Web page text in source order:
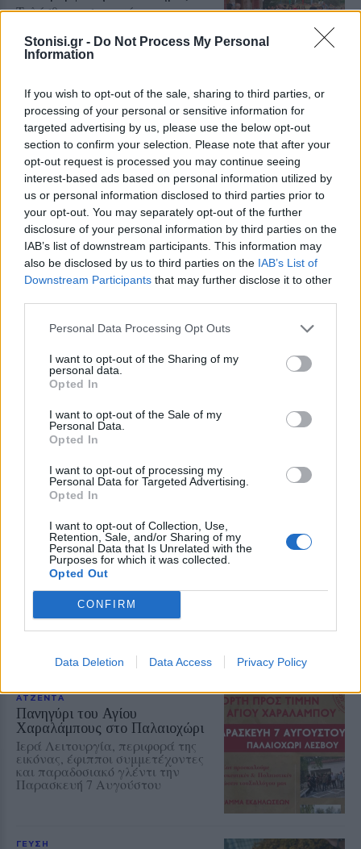
Stonisi.gr - Do Not Process My Personal
Information
If you wish to opt-out of the sale, sharing to third parties, or
processing of your personal or sensitive information for
targeted advertising by us, please use the below opt-out
section to confirm your selection. Please note that after your
opt-out request is processed you may continue seeing
interest-based ads based on personal information utilized by
us or personal information disclosed to third parties prior to
your opt-out. You may separately opt-out of the further
disclosure of your personal information by third parties on the
IAB’s list of downstream participants. This information may
also be disclosed by us to third parties on the IAB’s List of
Downstream Participants that may further disclose it to other
Personal Data Processing Opt Outs
I want to opt-out of the Sharing of my
personal data.
Opted In
I want to opt-out of the Sale of my
Personal Data.
Opted In
I want to opt-out of processing my
Personal Data for Targeted Advertising.
Opted In
I want to opt-out of Collection, Use,
Retention, Sale, and/or Sharing of my
Personal Data that Is Unrelated with the
Purposes for which it was collected.
Opted Out
CONFIRM
Data Deletion Data Access Privacy Policy
Τελέσθηκε εσπερινός και
Σκάλα Μιστεγνών
ΧΩΡΙΑ
Βιβλιοπαρουσίαση στον
Μανταμάδο για τη ζωή του
Νίκου Βαβούδη
Παρουσιάστηκε το μυθιστόρημα
της Σωτηρίας Μαραγκοζάκη
«Άσπρος σκύλος μαύρος σκύλος»,
εμπνευσμένο από τη διαδρομή του
Μανταμαδιώτη κομμουνιστή
ΔΡΑΣΕΙΣ
Συγκέντρωση αλληλεγγύης στον
Παλαιστινιακό λαό στη
Μυτιλήνη
Την Κυριακή 9 Αυγούστου, στις
19:30, μπροστά από το κεντρικό
Αιγαίου στη Μυτιλήνη
Εγκαινιάστηκε η νέα παιδική
χαρά στους Ταξιάρχες
παραδόθηκε στα παιδιά και στους
κατοίκους του χωριού
Εορταστικές εκδηλώσεις για τη
Μεταμόρφωση του Σωτήρος στο
Καγιάνι
Πανηγυρικός Εσπερινός το
απόγευμα της Τετάρτης και Θεία
ΑΤΖΕΝΤΑ
Πανηγύρι του Αγίου
Χαραλάμπους στο Παλαιοχώρι
Ιερά Λειτουργία, περιφορά της
εικόνας, έφιπποι συμμετέχοντες
και παραδοσιακό γλέντι την
Παρασκευή 7 Αυγούστου
ΓΕΥΣΗ